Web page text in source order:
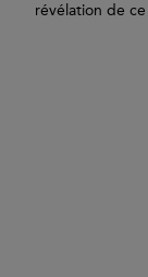
révélation de